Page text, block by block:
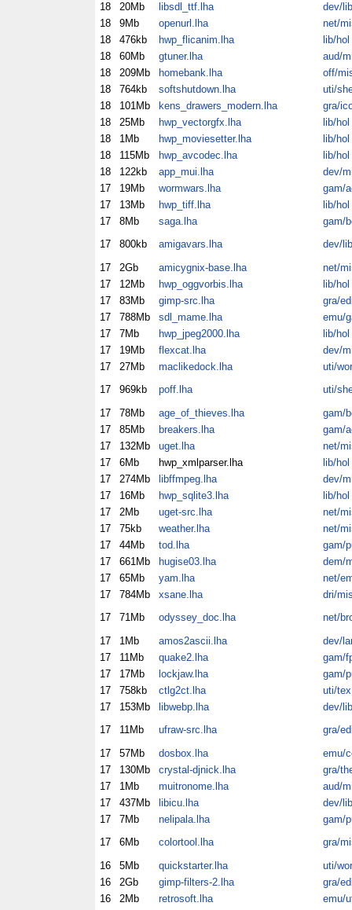
18
20Mb libsdl_ttf.lha
dev/
18
9Mb openurl.lha
net/
18
476kb hwp_flicanim.lha
lib/hol
18
60Mb gtuner.lha
aud/
18
209Mb homebank.lha
off/
18
764kb softshutdown.lha
uti/
18
101Mb kens_drawers_modern.lha
gra/
18
25Mb hwp_vectorgfx.lha
lib/hol
18
1Mb hwp_moviesetter.lha
lib/hol
18
115Mb hwp_avcodec.lha
lib/hol
18
122kb app_mui.lha
dev/
17
19Mb wormwars.lha
gam/
17
13Mb hwp_tiff.lha
lib/hol
17
8Mb saga.lha
gam/
17
800kb amigavars.lha
dev/lib
17
2Gb amicygnix-base.lha
net/
17
12Mb hwp_oggvorbis.lha
lib/hol
17
83Mb gimp-src.lha
gra/
17
788Mb sdl_mame.lha
emu/
17
7Mb hwp_jpeg2000.lha
lib/hol
17
19Mb flexcat.lha
dev/
17
27Mb maclikedock.lha
uti/wor
17
969kb poff.lha
uti/
17
78Mb age_of_thieves.lha
gam/
17
85Mb breakers.lha
gam/
17
132Mb uget.lha
net/
17
6Mb hwp_xmlparser.lha
lib/hol
17
274Mb libffmpeg.lha
dev/
17
16Mb hwp_sqlite3.lha
lib/hol
17
2Mb uget-src.lha
net/
17
75kb weather.lha
net/
17
44Mb tod.lha
gam/
17
661Mb hugise03.lha
dem/
17
65Mb yam.lha
net/
17
784Mb xsane.lha
dri/
17
71Mb odyssey_doc.lha
net/
17
1Mb amos2ascii.lha
dev/
17
11Mb quake2.lha
gam/
17
17Mb lockjaw.lha
gam/
17
758kb ctlg2ct.lha
uti/tex
17
153Mb libwebp.lha
dev/
17
11Mb ufraw-src.lha
gra/
17
57Mb dosbox.lha
emu/
17
130Mb crystal-djnick.lha
gra/
17
1Mb muitronome.lha
aud/
17
437Mb libicu.lha
dev/
17
7Mb nelipala.lha
gam/
17
6Mb colortool.lha
gra/
16
5Mb quickstarter.lha
uti/wor
16
2Gb gimp-filters-2.lha
gra/
16
2Mb retrosoft.lha
emu/